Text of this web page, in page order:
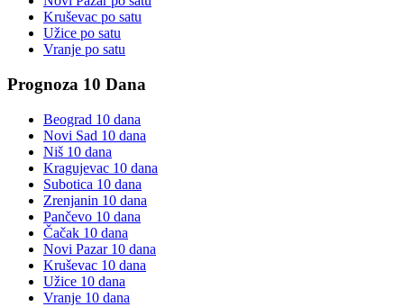
Kruševac po satu
Užice po satu
Vranje po satu
Prognoza 10 Dana
Beograd 10 dana
Novi Sad 10 dana
Niš 10 dana
Kragujevac 10 dana
Subotica 10 dana
Zrenjanin 10 dana
Pančevo 10 dana
Čačak 10 dana
Novi Pazar10 dana
Kruševac 10 dana
Užice 10 dana
Vranje 10 dana